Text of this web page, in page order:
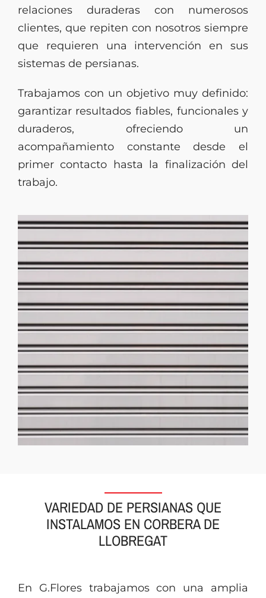
relaciones duraderas con numerosos
clientes, que repiten con nosotros siempre
que requieren una intervención en sus
sistemas de persianas.
Trabajamos con un objetivo muy definido:
garantizar resultados fiables, funcionales y
duraderos, ofreciendo un
acompañamiento constante desde el
primer contacto hasta la finalización del
trabajo.
VARIEDAD DE PERSIANAS QUE
INSTALAMOS EN CORBERA DE
LLOBREGAT
En G.Flores trabajamos con una amplia